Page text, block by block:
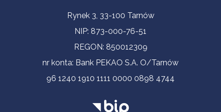
Informacje kontaktoweRynek 3, 33-100 Tarnów
NIP: 873-000-76-51
REGON: 850012309
nr konta: Bank PEKAO S.A. O/Tarnów
96 1240 1910 1111 0000 0898 4744